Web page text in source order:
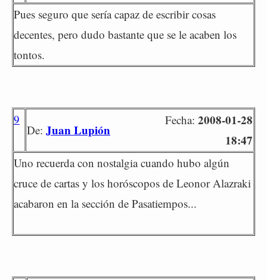
Pues seguro que sería capaz de escribir cosas
decentes, pero dudo bastante que se le acaben los
tontos.
9
De: Juan Lupión
Fecha: 2008-01-28
18:47
Uno recuerda con nostalgia cuando hubo algún
cruce de cartas y los horóscopos de Leonor Alazraki
acabaron en la sección de Pasatiempos...